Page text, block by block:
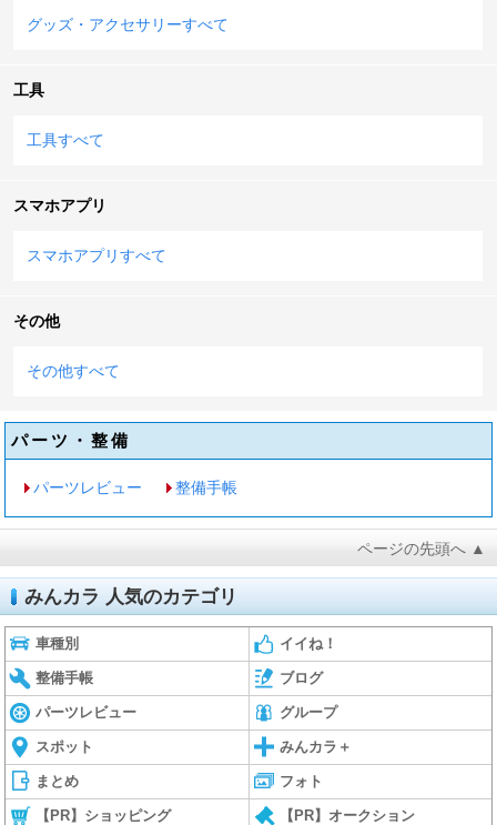
グッズ・アクセサリーすべて
工具
工具すべて
スマホアプリ
スマホアプリすべて
その他
その他すべて
パーツ・整備
パーツレビュー 整備手帳
ページの先頭へ ▲
みんカラ 人気のカテゴリ
車種別 イイね！
整備手帳 ブログ
パーツレビュー グループ
スポット みんカラ＋
まとめ フォト
【PR】ショッピング 【PR】オークション